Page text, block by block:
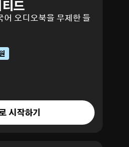
드
어 오디오북을 무제한 들
시작하기